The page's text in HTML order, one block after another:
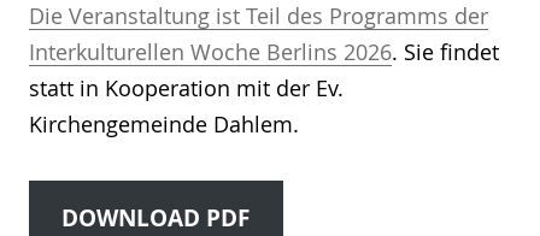
Die Veranstaltung ist Teil des Programms der
Interkulturellen Woche Berlins 2026. Sie findet
statt in Kooperation mit der Ev.
Kirchengemeinde Dahlem.
DOWNLOAD PDF